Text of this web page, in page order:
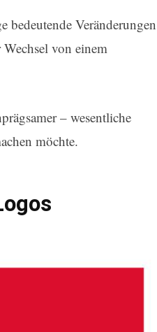
bedeutende Veränderungen
von einem
– wesentliche
möchte.